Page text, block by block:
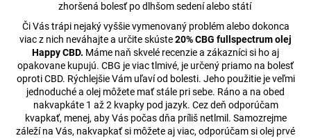
zhoršená bolesť po dlhšom sedení alebo státí
Či Vás trápi nejaký vyššie vymenovaný problém alebo dokonca
viac z nich neváhajte a určite skúste20% CBG fullspectrum olej
Happy CBD. Máme naň skvelé recenzie a zákazníci si ho aj
opakovane kupujú. CBG je viac tlmivé, je určený priamo na bolesť
oproti CBD. Rýchlejšie Vám uľaví od bolesti. Jeho použitie je veľmi
jednoduché a olej môžete mať stále pri sebe. Ráno a na obed
nakvapkáte 1 až 2 kvapky pod jazyk. Cez deň odporúčam
kvapkať, menej, aby Vás počas dňa príliš netlmil. Samozrejme
záleží na Vás, nakvapkať si môžete aj viac, odporúčam si olej prvé
Pôvodne:
€27,75